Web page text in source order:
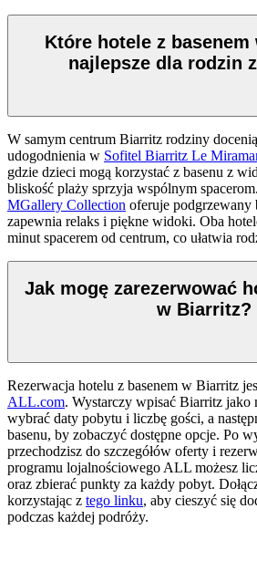
Które hotele z
najlepsze dla rodzin
W samym centrum Biarritz rodziny
udogodnienia w Sofitel Biarritz Le
gdzie dzieci mogą korzystać z basenu z
bliskość plaży sprzyja wspólnym spacerom.
MGallery Collection oferuje podgrzewany
zapewnia relaks i piękne widoki. Oba
minut spacerem od centrum, co ułatwia
Jak mogę zarezerwować
w Biarritz?
Rezerwacja hotelu z basenem w Biarritz
ALL.com. Wystarczy wpisać Biarritz jako
wybrać daty pobytu i liczbę gości, a
basenu, by zobaczyć dostępne opcje. Po
przechodzisz do szczegółów oferty i
programu lojalnościowego ALL możesz
oraz zbierać punkty za każdy pobyt.
korzystając z tego linku, aby cieszyć się
podczas każdej podróży.